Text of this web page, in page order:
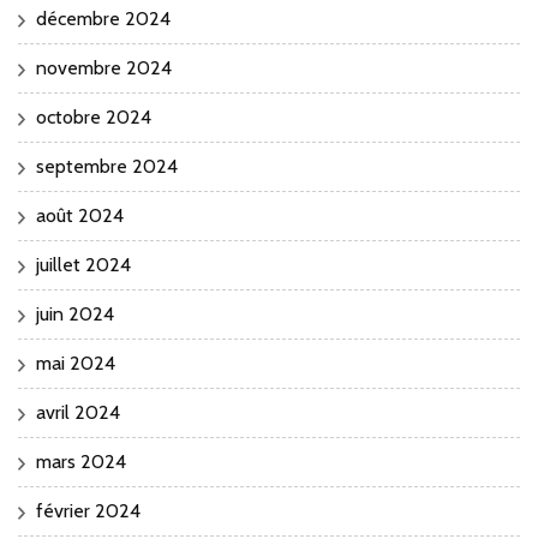
décembre 2024
novembre 2024
octobre 2024
septembre 2024
août 2024
juillet 2024
juin 2024
mai 2024
avril 2024
mars 2024
février 2024